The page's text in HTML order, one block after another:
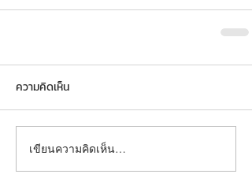
ความคิดเห็น
เขียนความคิดเห็น…